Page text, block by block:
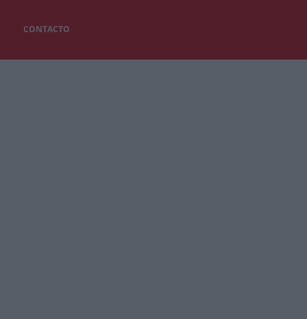
CONTACTO